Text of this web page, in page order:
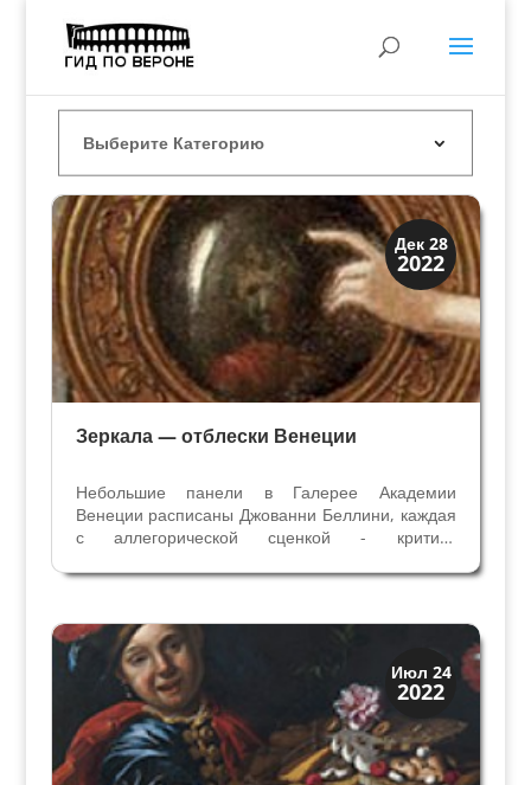
Дек 28
2022
Мода и ремесла
Традиции
Зеркала — отблески Венеции
Небольшие панели в Галерее Академии
Венеции расписаны Джованни Беллини, каждая
с аллегорической сценкой - критики
небольшие картинки были частью
рестрелло. Не сохранилось ни одного
экземпляра,...
Июл 24
2022
Праздники и легенды
Традиции